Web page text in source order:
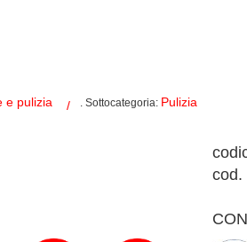
e pulizia . Sottocategoria: Pulizia
cod.